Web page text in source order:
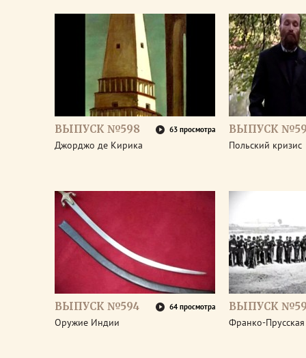
ВЫПУСК №598 63 просмотра
Джорджо де Кирика
ВЫПУСК
Польский кризис
ВЫПУСК №594 64 просмотра
Оружие Индии
ВЫПУСК
Франко-